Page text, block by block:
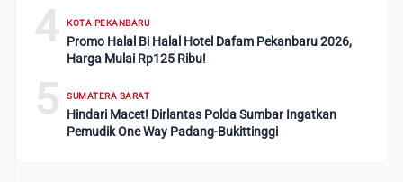
4 KOTA PEKANBARU
Promo Halal Bi Halal Hotel Dafam Pekanbaru 2026,
Harga Mulai Rp125 Ribu!
5 SUMATERA BARAT
Hindari Macet! Dirlantas Polda Sumbar Ingatkan
Pemudik One Way Padang-Bukittinggi